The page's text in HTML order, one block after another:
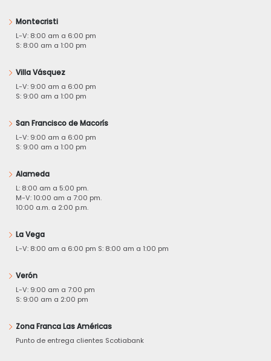
Montecristi
L-V: 8:00 am a 6:00 pm
S: 8:00 am a 1:00 pm
Villa Vásquez
L-V: 9:00 am a 6:00 pm
S: 9:00 am a 1:00 pm
San Francisco de Macorís
L-V: 9:00 am a 6:00 pm
S: 9:00 am a 1:00 pm
Alameda
L: 8:00 am a 5:00 pm.
M-V: 10:00 am a 7:00 pm.
10:00 a.m. a 2:00 p.m.
La Vega
L-V: 8:00 am a 6:00 pm S: 8:00 am a 1:00 pm
Verón
L-V: 9:00 am a 7:00 pm
S: 9:00 am a 2:00 pm
Zona Franca Las Américas
Punto de entrega clientes Scotiabank